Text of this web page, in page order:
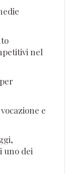
nel
e
uno dei